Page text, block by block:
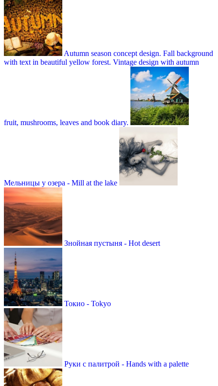
Autumn season concept design. Fall background
with text in beautiful yellow forest. Vintage design with autumn
fruit, mushrooms, leaves and book diary.
Мельницы у озера - Mill at the lake
Знойная пустыня - Hot desert
Токио - Tokyo
Руки с палитрой - Hands with a palette